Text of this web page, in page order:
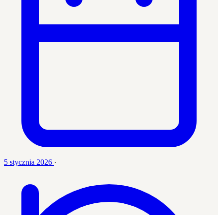
5 stycznia 2026 ·